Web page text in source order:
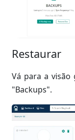
Restaurar
Vá para a
"Backups".